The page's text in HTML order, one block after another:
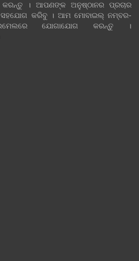
। ଆପଣଙ୍କ ଅନୁଷ୍ଠାନର ପ୍ରଚାର
ସହଯୋଗ କରିବୁ । ଆମ ମୋବାଇଲ୍ ନମ୍ବର-
ଯୋଗାଯୋଗ କରନ୍ତୁ ।